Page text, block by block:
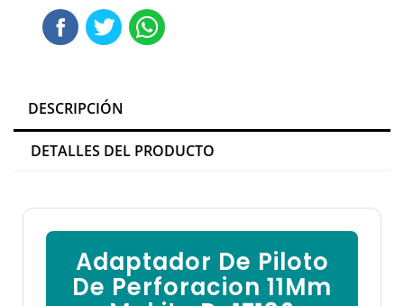
DESCRIPCIÓN
DETALLES DEL PRODUCTO
Adaptador De Piloto
De Perforacion 11Mm